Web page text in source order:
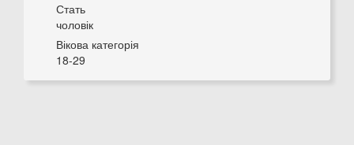
Стать
чоловік
Вікова категорія
18-29